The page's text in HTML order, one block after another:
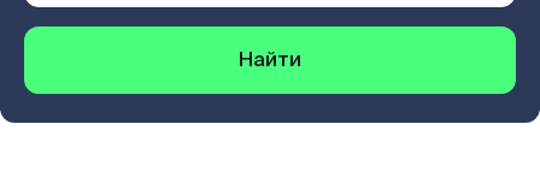
Найти